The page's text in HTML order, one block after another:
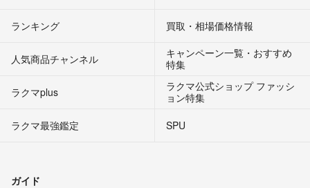
ランキング 買取・相場価格情報
人気商品チャンネル
キャンペーン一覧・おすすめ
特集
ラクマplus
ラクマ公式ショップ ファッシ
ョン特集
ラクマ最強鑑定
SPU
ガイド